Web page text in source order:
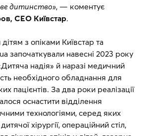
дитинство», — коментує
СЕО Київстар.
з опіками Київстар та
започаткували навесні 2023 року
надія» й наразі медичний
необхідного обладнання для
пацієнтів. За два роки реалізації
оснастити відділення
технологіями, серед яких
хірургії, операційний стіл,